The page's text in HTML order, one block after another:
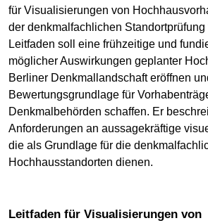
für Visualisierungen von
der denkmalfachlichen
Leitfaden soll eine frühzeitige und
möglicher Auswirkungen geplanter
Berliner Denkmallandschaft eröffnen
Bewertungsgrundlage für
Denkmalbehörden schaffen. Er
Anforderungen an aussagekräftige
die als Grundlage für die
Hochhausstandorten dienen.
Leitfaden für Visualisierungen von